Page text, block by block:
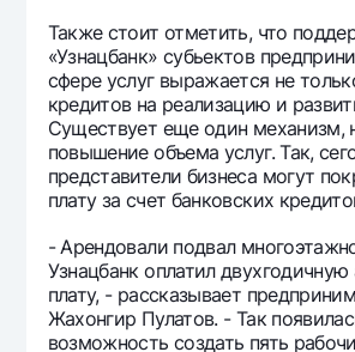
Также стоит отметить, что
«Узнацбанк» субьектов
сфере услуг выражается не
кредитов на реализацию и
Существует еще один механизм,
повышение объема услуг. Так,
представители бизнеса могут
плату за счет банковских
- Арендовали подвал
Узнацбанк оплатил
плату, - рассказывает
Жахонгир Пулатов. - Так
возможность создать пять